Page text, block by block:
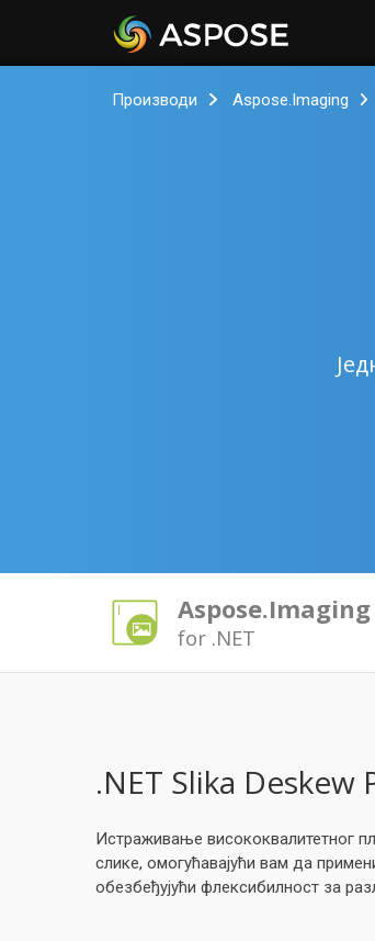
Производи Aspose.Imaging
Aspose.Imaging
for .NET
.NET Slika Deskew
Истраживање висококвалитетног
слике, омогућавајући вам да
обезбеђујући флексибилност за